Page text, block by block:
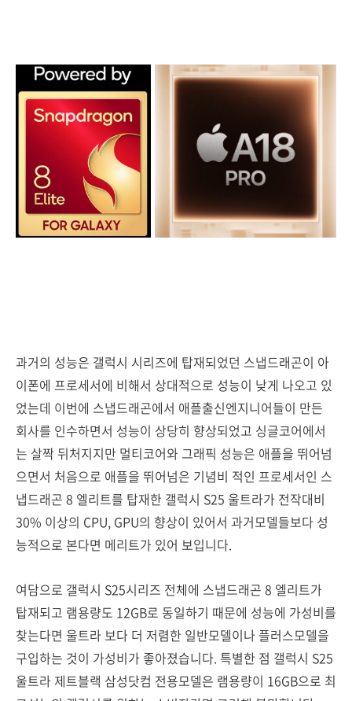
과거의 성능은 갤럭시 시리즈에 탑재되었던 스냅드래곤이 아
이폰에 프로세서에 비해서 상대적으로 성능이 낮게 나오고 있
었는데 이번에 스냅드래곤에서 애플출신엔지니어들이 만든
회사를 인수하면서 성능이 상당히 향상되었고 싱글코어에서
는 살짝 뒤처지지만 멀티코어와 그래픽 성능은 애플을 뛰어넘
으면서 처음으로 애플을 뛰어넘은 기념비 적인 프로세서인 스
냅드래곤 8 엘리트를 탑재한 갤럭시 S25 울트라가 전작대비
30% 이상의 CPU, GPU의 향상이 있어서 과거모델들보다 성
능적으로 본다면 메리트가 있어 보입니다.
여담으로 갤럭시 S25시리즈 전체에 스냅드래곤 8 엘리트가
탑재되고 램용량도 12GB로 동일하기 때문에 성능에 가성비를
찾는다면 울트라 보다 더 저렴한 일반모델이나 플러스모델을
구입하는 것이 가성비가 좋아졌습니다. 특별한 점 갤럭시 S25
울트라 제트블랙 삼성닷컴 전용모델은 램용량이 16GB으로 최